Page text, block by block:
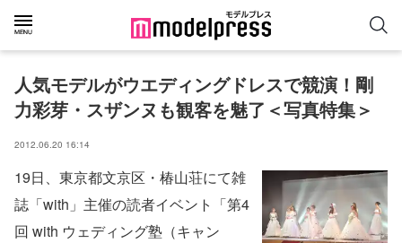
人気モデルがウエディングドレスで競演！剛
力彩芽・スザンヌも観客を魅了＜写真特集＞
2012.06.20 16:14
19日、東京都文京区・椿山荘にて雑
誌「with」主催の読者イベント「第4
回 with ウェディング塾（キャン